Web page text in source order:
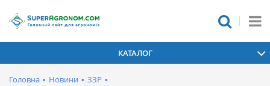
КАТАЛОГ
Головна • Новини • ЗЗР •